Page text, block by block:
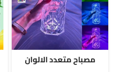
مصباح متعدد الالوان